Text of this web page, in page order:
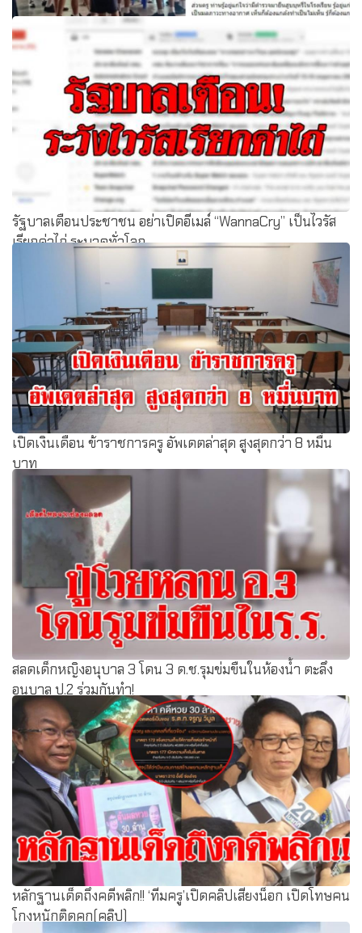
จัดการแล้ว! ‘ผอ.ราชวินิต’ แจงปม ‘ตำรวจ’ สูบบุหรี่ในโรงเรียน
รัฐบาลเตือนประชาชน อย่าเปิดอีเมล์ “WannaCry” เป็นไวรัส
เรียกค่าไถ่ ระบาดทั่วโลก
เปิดเงินเดือน ข้าราชการครู อัพเดตล่าสุด สูงสุดกว่า 8 หมื่น
บาท
สลดเด็กหญิงอนุบาล 3 โดน 3 ด.ช.รุมข่มขืนในห้องน้ำ ตะลึง
อนุบาล ป.2 ร่วมกันทำ!
หลักฐานเด็ดถึงคดีพลิก!! ‘ทีมครู’เปิดคลิปเสียงน็อก เปิดโทษคน
โกงหนักติดคุก(คลิป)